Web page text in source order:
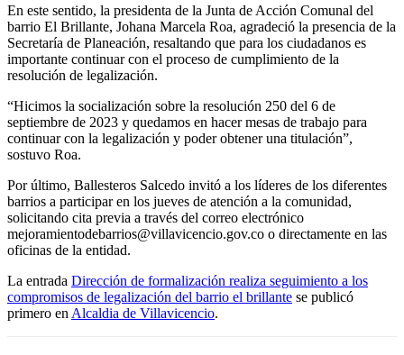
En este sentido, la presidenta de la Junta de Acción Comunal del
barrio El Brillante, Johana Marcela Roa, agradeció la presencia de la
Secretaría de Planeación, resaltando que para los ciudadanos es
importante continuar con el proceso de cumplimiento de la
resolución de legalización.
“Hicimos la socialización sobre la resolución 250 del 6 de
septiembre de 2023 y quedamos en hacer mesas de trabajo para
continuar con la legalización y poder obtener una titulación”,
sostuvo Roa.
Por último, Ballesteros Salcedo invitó a los líderes de los diferentes
barrios a participar en los jueves de atención a la comunidad,
solicitando cita previa a través del correo electrónico
mejoramientodebarrios@villavicencio.gov.co o directamente en las
oficinas de la entidad.
La entrada Dirección de formalización realiza seguimiento a los
compromisos de legalización del barrio el brillante se publicó
primero en Alcaldia de Villavicencio.